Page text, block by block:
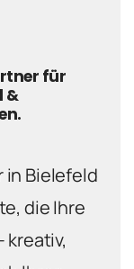
für
&
in Bielefeld
die Ihre
kreativ,